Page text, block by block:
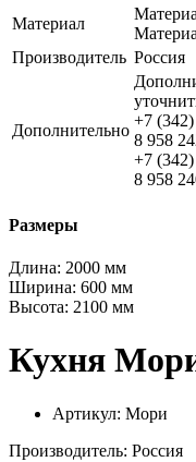
Материал
Производитель Россия
Дополнительно
+7
8 958
+7
8 958
Размеры
Длина: 2000 мм
Ширина: 600 мм
Высота: 2100 мм
Кухня
Артикул: Мори
Производитель: Россия